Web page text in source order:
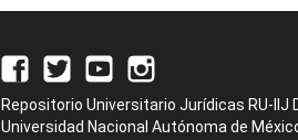
Repositorio Universitario Jurídicas RU-IIJ
Universidad Nacional Autónoma de